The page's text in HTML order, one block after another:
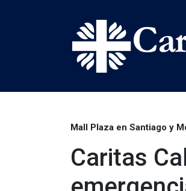
Mall Plaza en Santiago y
Caritas